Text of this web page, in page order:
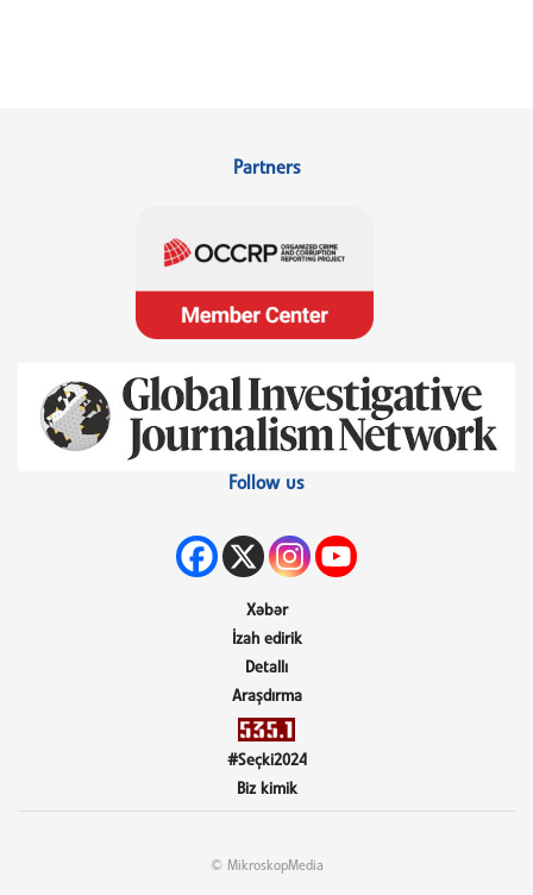
Partners
Follow us
Xəbər
İzah edirik
Detallı
Araşdırma
#Seçki2024
Biz kimik
© MikroskopMedia